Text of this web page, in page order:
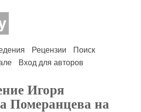
Рецензии
Поиск
Вход для авторов
Игоря
Померанцева на